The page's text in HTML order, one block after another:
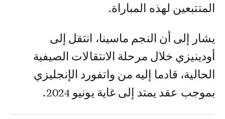
المتتبعين لهذه المباراة.
يشار إلى أن النجم ماسينا، انتقل إلى
أودينيزي خلال مرحلة الانتقالات الصيفية
الحالية، قادما إليه من واتفورد الإنجليزي
بموجب عقد يمتد إلى غاية يونيو 2024.